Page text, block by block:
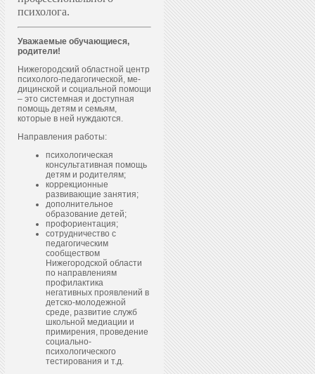
психолога.
Уважаемые обучающиеся,
родители!
Нижегородский областной центр
пси­холо­го-пе­даго­гичес­кой, ме­
дицин­ской и со­ци­аль­ной по­мощи
– это системная и доступная
помощь детям и семьям,
которые в ней нуждаются.
Направления работы:
психологическая
консультативная помощь
детям и родителям;
коррекционные
развивающие занятия;
дополнительное
образование детей;
профориентация;
сотрудничество с
педагогическим
сообществом
Нижегородской области
по направлениям
профилактика
негативных проявлений в
детско-молодежной
среде, развитие служб
школьной медиации и
примирения, проведение
социально-
психологического
тестирования и т.д.